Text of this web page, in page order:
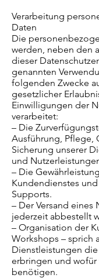
Verarbeitung
Daten
Die
werden, neben den
dieser
genannten
folgenden Zwecke
gesetzlicher
Einwilligungen der
verarbeitet:
– Die
Ausführung, Pflege,
Sicherung unserer
und
– Die
Kundendienstes
Supports.
– Der Versand eines
jederzeit abbestellt
– Organisation der
Workshops – sprich
Dienstleistungen die
erbringen und wofür
benötigen.